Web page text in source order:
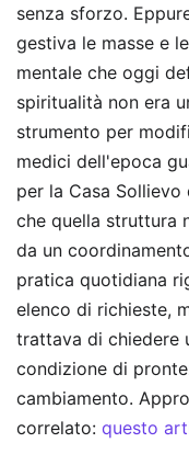
senza sforzo.
gestiva le masse e
mentale che oggi
spiritualità non era
strumento per
medici dell'epoca
per la Casa
che quella struttura
da un
pratica quotidiana
elenco di richieste,
trattava di chiedere
condizione di
cambiamento.
correlato: questo